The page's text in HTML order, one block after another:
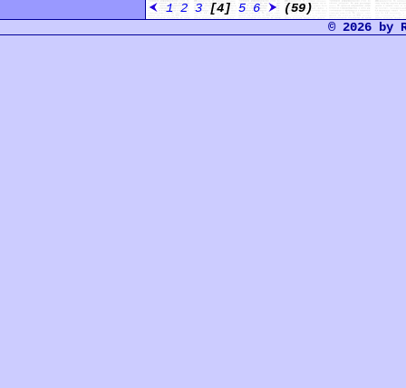
1 2 3 [4] 5 6
(59)
© 2026 by